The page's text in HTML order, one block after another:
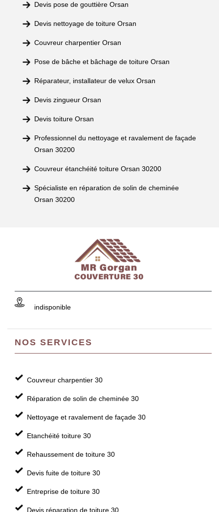
Devis pose de gouttière Orsan
Devis nettoyage de toiture Orsan
Couvreur charpentier Orsan
Pose de bâche et bâchage de toiture Orsan
Réparateur, installateur de velux Orsan
Devis zingueur Orsan
Devis toiture Orsan
Professionnel du nettoyage et ravalement de façade
Orsan 30200
Couvreur étanchéité toiture Orsan 30200
Spécialiste en réparation de solin de cheminée
Orsan 30200
indisponible
NOS SERVICES
Couvreur charpentier 30
Réparation de solin de cheminée 30
Nettoyage et ravalement de façade 30
Etanchéité toiture 30
Rehaussement de toiture 30
Devis fuite de toiture 30
Entreprise de toiture 30
Devis réparation de toiture 30